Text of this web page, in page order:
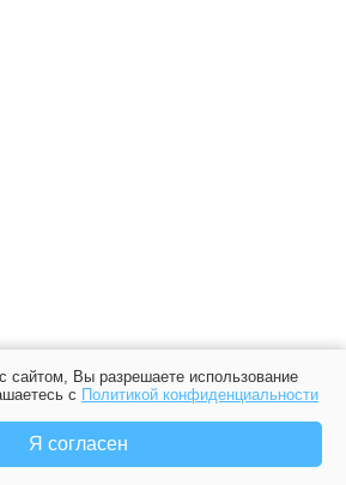
сайтом, Вы разрешаете использование
с Политикой конфиденциальности
Я согласен